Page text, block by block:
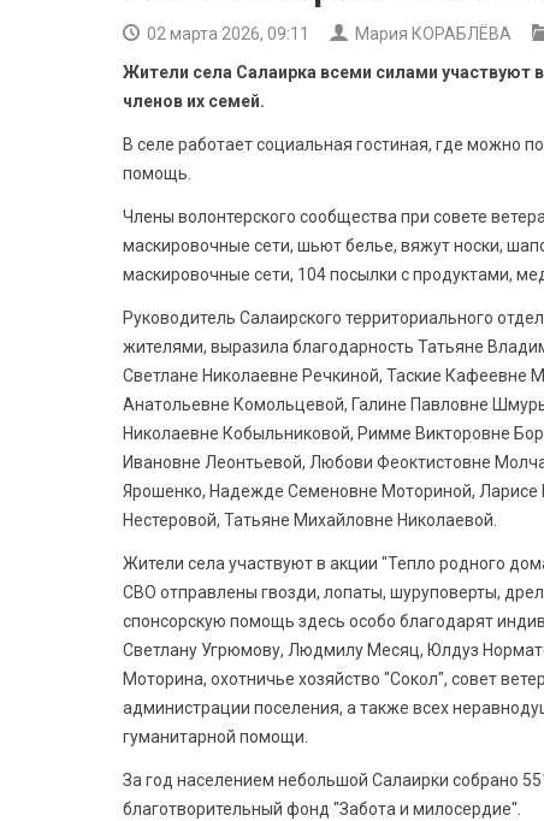
02 марта 2026, 09:11 Мария КОРАБЛЁВА
Жители села Салаирка всеми силами участвуют
членов их семей.
В селе работает социальная гостиная, где можно
помощь.
Члены волонтерского сообщества при совете
маскировочные сети, шьют белье, вяжут носки,
маскировочные сети, 104 посылки с продуктами,
Руководитель Салаирского территориального
жителями, выразила благодарность Татьяне
Светлане Николаевне Речкиной, Таские Кафеевне
Анатольевне Комольцевой, Галине Павловне
Николаевне Кобыльниковой, Римме Викторовне
Ивановне Леонтьевой, Любови Феоктистовне
Ярошенко, Надежде Семеновне Моториной, Ларисе
Нестеровой, Татьяне Михайловне Николаевой.
Жители села участвуют в акции "Тепло родного
СВО отправлены гвозди, лопаты, шуруповерты,
спонсорскую помощь здесь особо благодарят
Светлану Угрюмову, Людмилу Месяц, Юлдуз
Моторина, охотничье хозяйство "Сокол", совет
администрации поселения, а также всех
гуманитарной помощи.
За год населением небольшой Салаирки собрано
благотворительный фонд "Забота и милосердие".